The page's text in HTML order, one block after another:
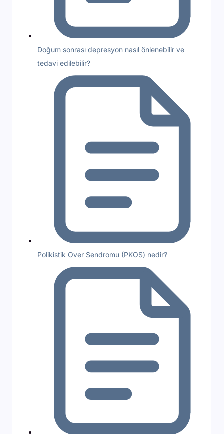
Doğum sonrası depresyon nasıl önlenebilir ve
tedavi edilebilir?
Polikistik Over Sendromu (PKOS) nedir?